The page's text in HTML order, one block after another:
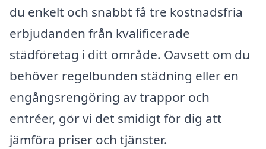
du enkelt och snabbt få tre kostnadsfria
erbjudanden från kvalificerade
städföretag i ditt område. Oavsett om du
behöver regelbunden städning eller en
engångsrengöring av trappor och
entréer, gör vi det smidigt för dig att
jämföra priser och tjänster.